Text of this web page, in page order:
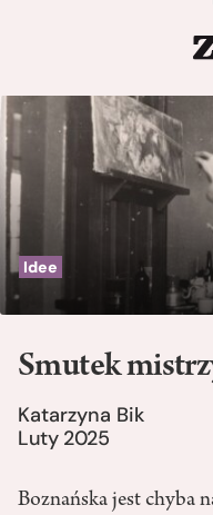
Idee
Smutek
Katarzyna Bik
Luty 2025
Boznańska jest chyba